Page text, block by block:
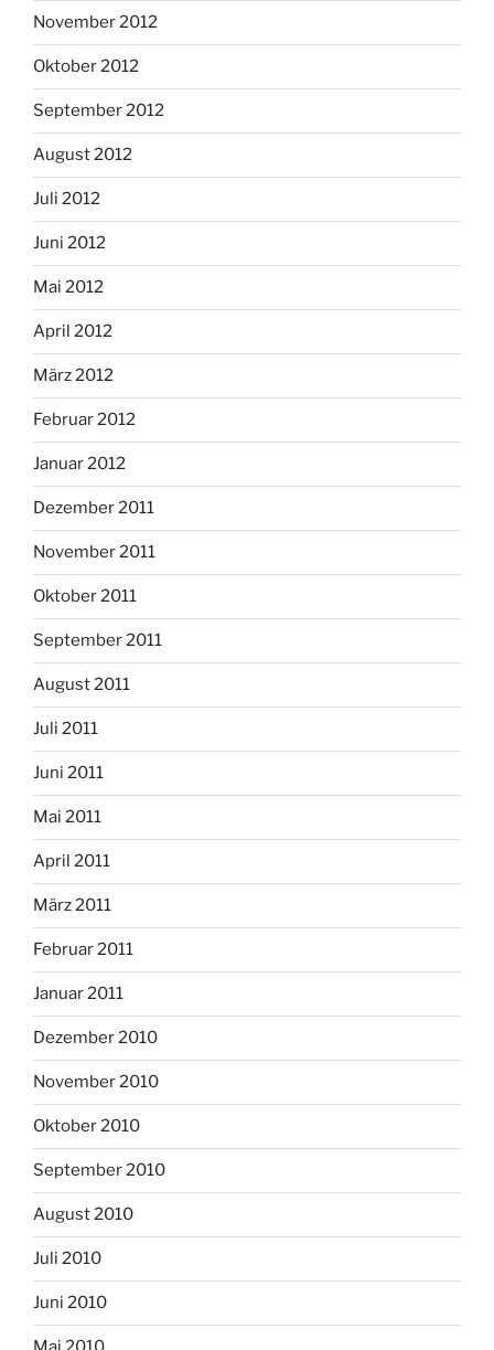
November 2012
Oktober 2012
September 2012
August 2012
Juli 2012
Juni 2012
Mai 2012
April 2012
März 2012
Februar 2012
Januar 2012
Dezember 2011
November 2011
Oktober 2011
September 2011
August 2011
Juli 2011
Juni 2011
Mai 2011
April 2011
März 2011
Februar 2011
Januar 2011
Dezember 2010
November 2010
Oktober 2010
September 2010
August 2010
Juli 2010
Juni 2010